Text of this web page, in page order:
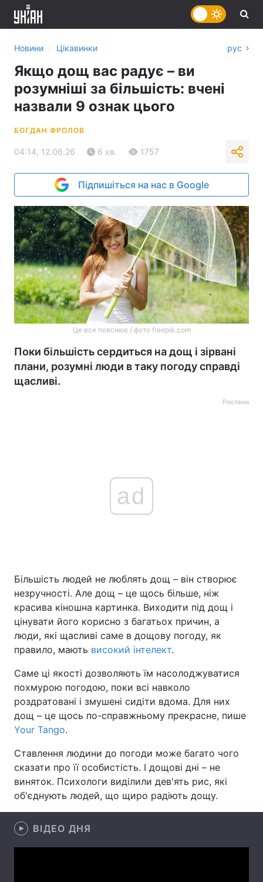
Головна Війна
Україна Політика
Економіка
Спорт Наука
Техно і зв'язок
Зброя Інциденти
Здоров'я
Цікавинки Погода
Екологія Регіони
Лонгріди
Відео з Youtube Статті
Новини › Цікавинки рус
Якщо дощ вас радує – ви
розумніші за більшість: вчені
назвали 9 ознак цього
БОГДАН ФРОЛОВ
04:14, 12.06.26 6 хв. 1757
Підпишіться на нас в Google
Це все пояснює / фото freepik.com
Поки більшість сердиться на дощ і зірвані
плани, розумні люди в таку погоду справді
щасливі.
Реклама
ad
Більшість людей не люблять дощ – він створює
незручності. Але дощ – це щось більше, ніж
красива кіношна картинка. Виходити під дощ і
цінувати його корисно з багатьох причин, а
люди, які щасливі саме в дощову погоду, як
правило, мають високий інтелект.
Саме ці якості дозволяють їм насолоджуватися
похмурою погодою, поки всі навколо
роздратовані і змушені сидіти вдома. Для них
дощ – це щось по-справжньому прекрасне, пише
Your Tango.
Ставлення людини до погоди може багато чого
сказати про її особистість. І дощові дні – не
виняток. Психологи виділили дев'ять рис, які
об'єднують людей, що щиро радіють дощу.
ВІДЕО ДНЯ